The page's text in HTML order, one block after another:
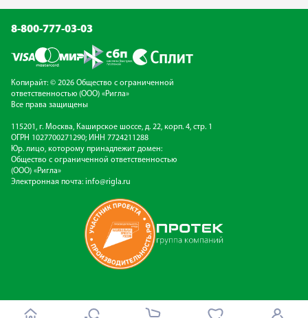
8-800-777-03-03
Копирайт: © 2026 Общество с ограниченной
ответственностью (ООО) «Ригла»
Все права защищены
115201, г. Москва, Каширское шоссе, д. 22, корп. 4, стр. 1
ОГРН 1027700271290; ИНН 7724211288
Юр. лицо, которому принадлежит домен:
Общество с ограниченной ответственностью
(ООО) «Ригла»
Электронная почта: info@rigla.ru